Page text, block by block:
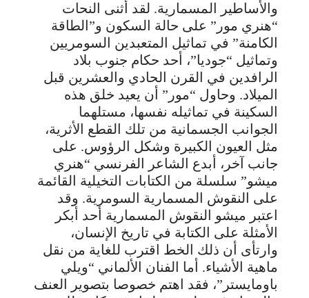
والأساطير المسمارية. لقد أثنى النحات
“هنري مور” على حالة السكون و”الطاقة
الكامنة” في تماثيل المتعبدين السومريين
وتماثيل “جوديا”، أحد حكام جنوب بلاد
الرافدين في القرن الحادي والعشرين قبل
الميلاد. وحاول “مور” أن يعيد خلق هذه
السكينة في تماثيله نفسها، مستلهما
الجوانب الجسمانية من تلك القطع الأثرية،
مثل العيون الكبيرة وشكل الرؤوس. على
جانب آخر، أبدع الشاعر الفرنسي “هنري
ميشو” سلسلة من الكتابات التخيلية القائمة
على النقوش المسمارية السومرية. وقد
اعتبر ميشو النقوش المسمارية أحد أبكر
الأمثلة على الكتابة في تاريخ الإنسان،
وارتأى أن ذلك الخط اقترب للغاية من نقل
ماهية الأشياء. أما الفنان الألماني “ويلي
باومايستر”، فقد اهتم خصوصا بتصوير العنف